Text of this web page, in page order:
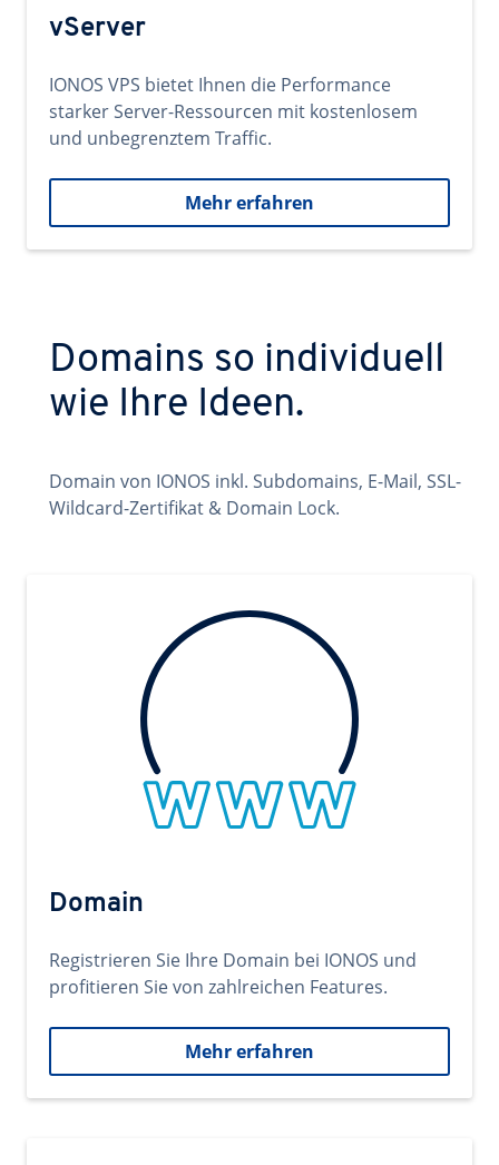
vServer
IONOS VPS bietet Ihnen die Performance
starker Server-Ressourcen mit kostenlosem
und unbegrenztem Traffic.
Mehr erfahren
Domains so individuell
wie Ihre Ideen.
Domain von IONOS inkl. Subdomains, E-Mail, SSL-
Wildcard-Zertifikat & Domain Lock.
Domain
Registrieren Sie Ihre Domain bei IONOS und
profitieren Sie von zahlreichen Features.
Mehr erfahren